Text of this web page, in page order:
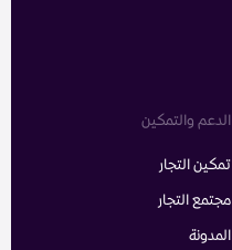
الدعم والتمكين
تمكين التجار
مجتمع التجار
المدونة